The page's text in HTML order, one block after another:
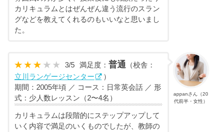
カリキュラムとはぜんぜん違う流行のスラン
グなどを教えてくれるのもいいなと思いまし
た。
appanさん（20
代前半・女性）
3/5 満足度：普通 （校舎：
立川ランゲージセンター
）
期間：2005年頃 ／ コース：日常英会話 ／ 形
式：少人数レッスン（2〜4名）
カリキュラムは段階的にステップアップして
いく内容で満足のいくものでしたが、教師の